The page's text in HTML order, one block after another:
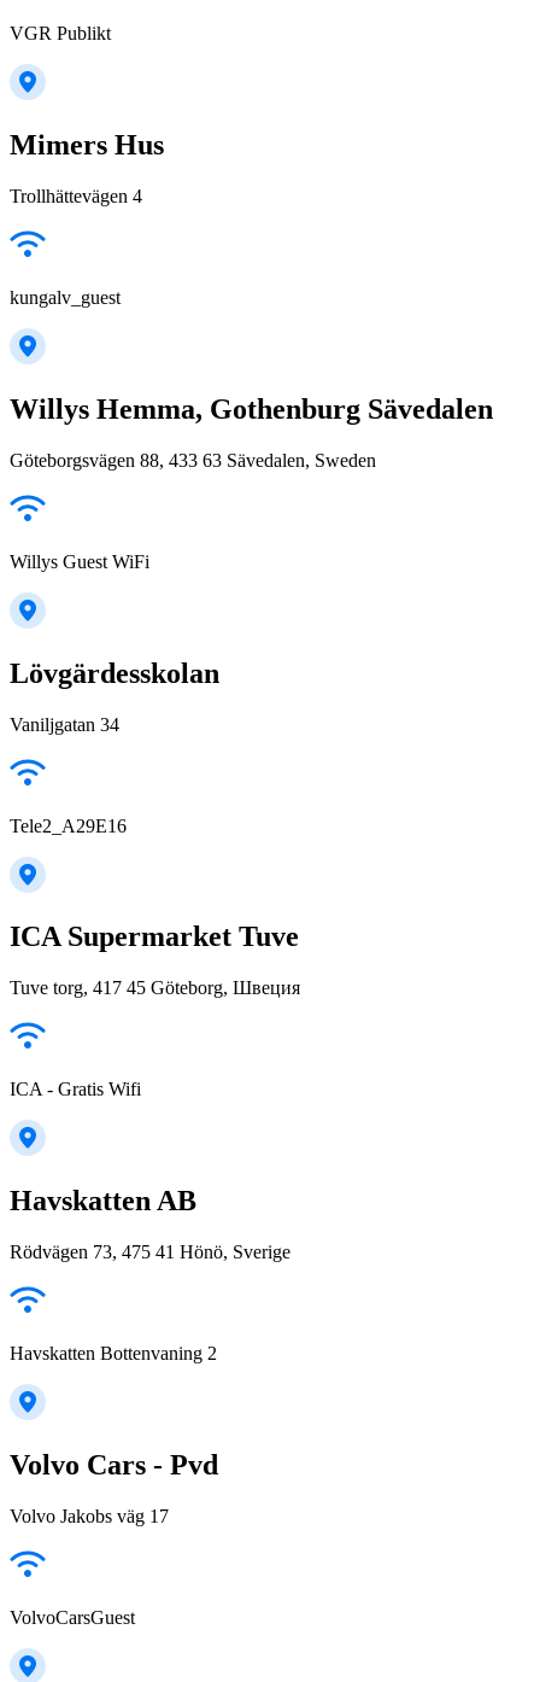
VGR Publikt
Mimers Hus
Trollhättevägen 4
kungalv_guest
Willys Hemma, Gothenburg Sävedalen
Göteborgsvägen 88, 433 63 Sävedalen, Sweden
Willys Guest WiFi
Lövgärdesskolan
Vaniljgatan 34
Tele2_A29E16
ICA Supermarket Tuve
Tuve torg, 417 45 Göteborg, Швеция
ICA - Gratis Wifi
Havskatten AB
Rödvägen 73, 475 41 Hönö, Sverige
Havskatten Bottenvaning 2
Volvo Cars - Pvd
Volvo Jakobs väg 17
VolvoCarsGuest